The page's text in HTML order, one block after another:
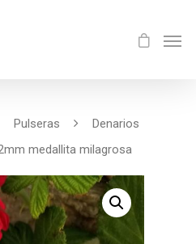
Pulseras
Denarios
medallita milagrosa